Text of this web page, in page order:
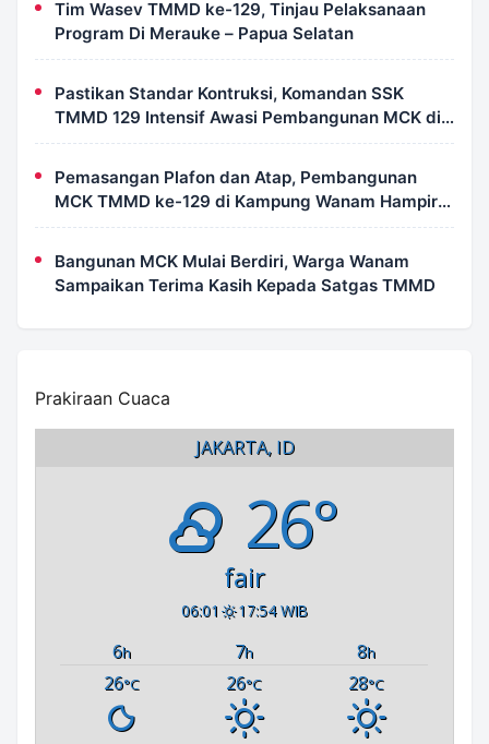
Tim Wasev TMMD ke-129, Tinjau Pelaksanaan
Program Di Merauke – Papua Selatan
Pastikan Standar Kontruksi, Komandan SSK
TMMD 129 Intensif Awasi Pembangunan MCK di
Wanam
Pemasangan Plafon dan Atap, Pembangunan
MCK TMMD ke-129 di Kampung Wanam Hampir
Rampung
Bangunan MCK Mulai Berdiri, Warga Wanam
Sampaikan Terima Kasih Kepada Satgas TMMD
Prakiraan Cuaca
JAKARTA, ID
26°
fair
06:01 17:54 WIB
6h 7h 8h
26°C 26°C 28°C